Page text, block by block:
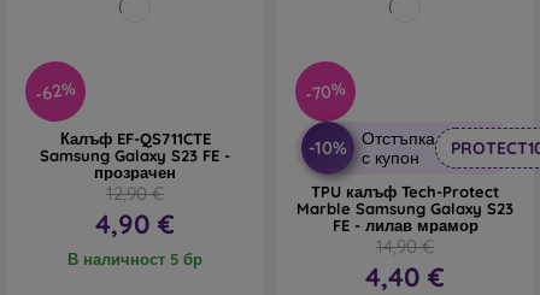
-62%
Калъф EF-QS711CTE
Samsung Galaxy S23 FE -
прозрачен
12,90 €
4,90 €
В наличност 5 бр
-70%
-10%
Отстъпка
с купон
TPU калъф Tech-Protect
Marble Samsung Galaxy S23
FE - лилав мрамор
14,90 €
4,40 €